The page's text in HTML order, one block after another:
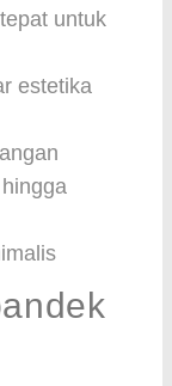
untuk
estetika